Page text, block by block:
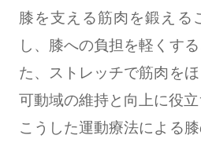
膝を支える筋肉を鍛える
し、膝への負担を軽くす
た、ストレッチで筋肉を
可動域の維持と向上に役立
こうした運動療法による